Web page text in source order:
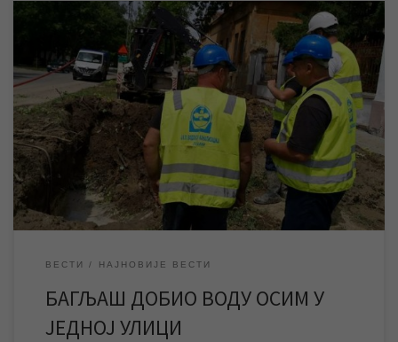
Након успешно санираног квара на главном цевоводу на
Багљашу, око 12 часова пуштена је вода у мрежу и ово градско
насеље је добило воду осим у улици Јунака Милана Тепића где
радови на санацији квара још увек трају. Екипе ЈКП „Водовод и
канализација“ Зрењанин су током преподнева изводиле
радове на […]
ВЕСТИ НАЈНОВИЈЕ ВЕСТИ
БАГЉАШ ДОБИО ВОДУ ОСИМ У
ЈЕДНОЈ УЛИЦИ